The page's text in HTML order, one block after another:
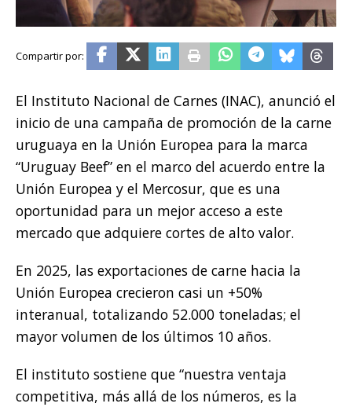
El Instituto Nacional de Carnes (INAC), anunció el
inicio de una campaña de promoción de la carne
uruguaya en la Unión Europea para la marca
“Uruguay Beef” en el marco del acuerdo entre la
Unión Europea y el Mercosur, que es una
oportunidad para un mejor acceso a este
mercado que adquiere cortes de alto valor.
En 2025, las exportaciones de carne hacia la
Unión Europea crecieron casi un +50%
interanual, totalizando 52.000 toneladas; el
mayor volumen de los últimos 10 años.
El instituto sostiene que “nuestra ventaja
competitiva, más allá de los números, es la